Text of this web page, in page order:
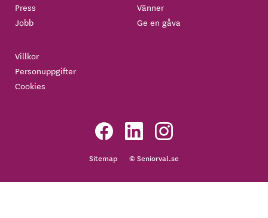
Press
Jobb
Vänner
Ge en gåva
Villkor
Personuppgifter
Cookies
Sitemap © Seniorval.se